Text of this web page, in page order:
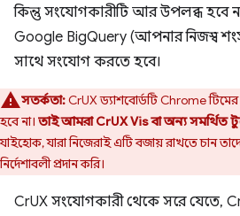
কিন্তু সংযোগকারীটি আর উপলব্ধ হবে
Google BigQuery (আপনার নিজস্ব
সাথে সংযোগ করতে হবে।
সতর্কতা:CrUX ড্যাশবোর্ডটি Chrome টিমের
হবে না। তাই আমরা CrUX Vis বা অন্য সমর্থিত
যাইহোক, যারা নিজেরাই এটি বজায় রাখতে চান
নির্দেশাবলী প্রদান করি।
CrUX সংযোগকারী থেকে সরে যেতে,